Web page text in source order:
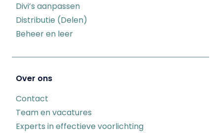
Divi’s aanpassen
Distributie (Delen)
Beheer en leer
Over ons
Contact
Team en vacatures
Experts in effectieve voorlichting